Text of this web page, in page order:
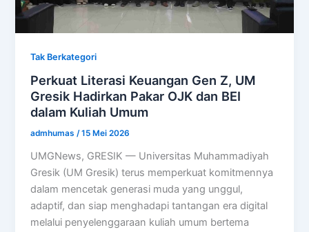
Tak Berkategori
Perkuat Literasi Keuangan Gen Z, UM
Gresik Hadirkan Pakar OJK dan BEI
dalam Kuliah Umum
admhumas/15 Mei 2026
UMGNews, GRESIK — Universitas Muhammadiyah
Gresik (UM Gresik) terus memperkuat komitmennya
dalam mencetak generasi muda yang unggul,
adaptif, dan siap menghadapi tantangan era digital
melalui penyelenggaraan kuliah umum bertema